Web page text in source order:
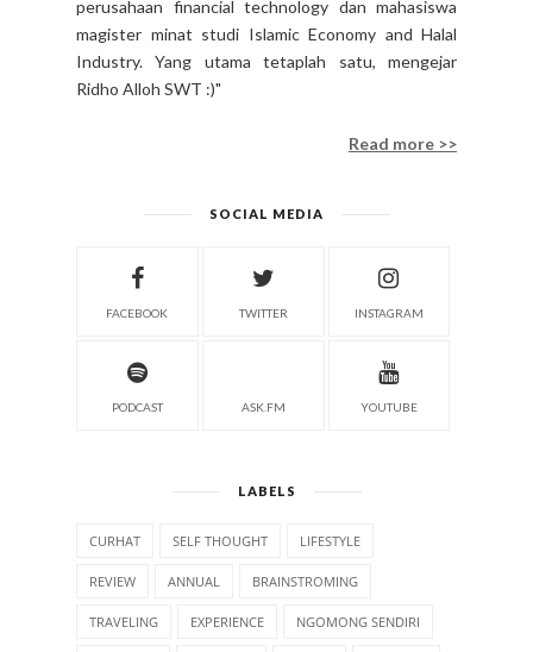
perusahaan financial technology dan mahasiswa
magister minat studi Islamic Economy and Halal
Industry. Yang utama tetaplah satu, mengejar
Ridho Alloh SWT :)"
Read more >>
SOCIAL MEDIA
FACEBOOK TWITTER INSTAGRAM
PODCAST ASK.FM YOUTUBE
LABELS
CURHAT SELF THOUGHT LIFESTYLE
REVIEW ANNUAL BRAINSTROMING
TRAVELING EXPERIENCE NGOMONG SENDIRI